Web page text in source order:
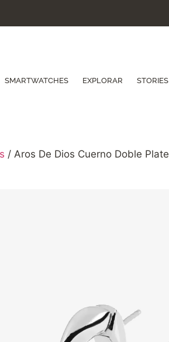
SMARTWATCHES EXPLORAR STORIES
/ Aros De Dios Cuerno Doble